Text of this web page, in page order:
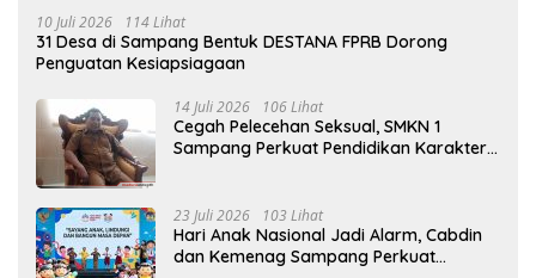
10 Juli 2026 114 Lihat
31 Desa di Sampang Bentuk DESTANA FPRB Dorong
Penguatan Kesiapsiagaan
14 Juli 2026 106 Lihat
Cegah Pelecehan Seksual, SMKN 1
Sampang Perkuat Pendidikan Karakter
23 Juli 2026 103 Lihat
Hari Anak Nasional Jadi Alarm, Cabdin
dan Kemenag Sampang Perkuat